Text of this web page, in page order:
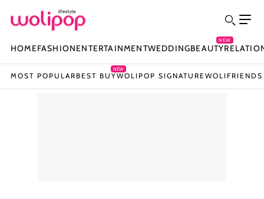
HOMEFASHIONENTERTAINMENTWEDDINGBEAUTY
NEW
MOST POPULAR BEST BUY
NEW
WOLIPOP SIGNATUREWOLIFRIENDS